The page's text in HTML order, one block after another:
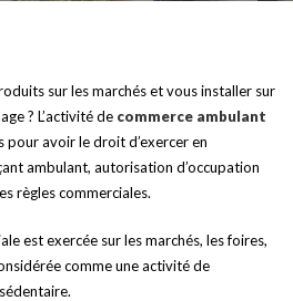
sur les marchés et vous installer sur
? L’activité de commerce ambulant
pour avoir le droit d’exercer en
ambulant, autorisation d’occupation
règles commerciales.
est exercée sur les marchés, les foires,
comme une activité de